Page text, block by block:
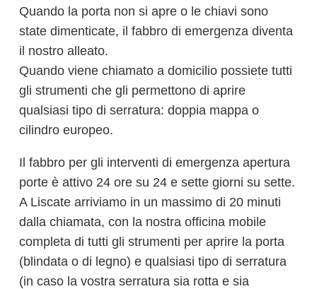
Quando la porta non si apre o le chiavi sono
state dimenticate, il fabbro di emergenza diventa
il nostro alleato.
Quando viene chiamato a domicilio possiete tutti
gli strumenti che gli permettono di aprire
qualsiasi tipo di serratura: doppia mappa o
cilindro europeo.
Il fabbro per gli interventi di emergenza apertura
porte è attivo 24 ore su 24 e sette giorni su sette.
A Liscate arriviamo in un massimo di 20 minuti
dalla chiamata, con la nostra officina mobile
completa di tutti gli strumenti per aprire la porta
(blindata o di legno) e qualsiasi tipo di serratura
(in caso la vostra serratura sia rotta e sia